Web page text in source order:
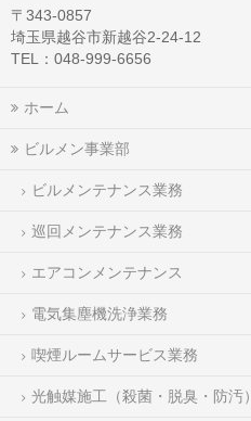
〒343-0857
埼玉県越谷市新越谷2-24-12
TEL：048-999-6656
ホーム
ビルメン事業部
ビルメンテナンス業務
巡回メンテナンス業務
エアコンメンテナンス
電気集塵機洗浄業務
喫煙ルームサービス業務
光触媒施工（殺菌・脱臭・防汚）